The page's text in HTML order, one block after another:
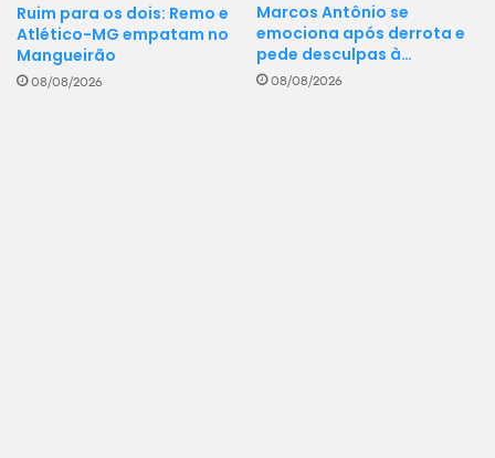
Ruim para os dois: Remo e
Atlético-MG empatam no
Mangueirão
08/08/2026
Marcos Antônio se
emociona após derrota e
pede desculpas à…
08/08/2026